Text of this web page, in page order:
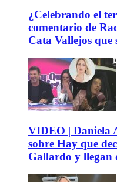
¿Celebrando el
comentario de
Cata Vallejos
VIDEO | Daniela
sobre Hay que
Gallardo y llegan